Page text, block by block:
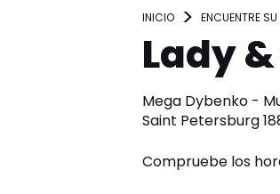
INICIO ENCUENTRE
Lady
Mega Dybenko -
Saint Petersburg
Compruebe los